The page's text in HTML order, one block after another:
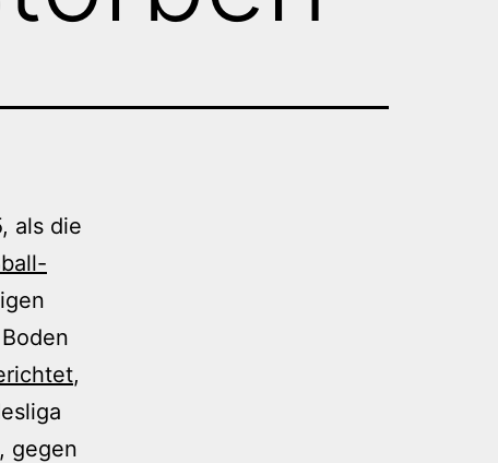
als die
,
gegen